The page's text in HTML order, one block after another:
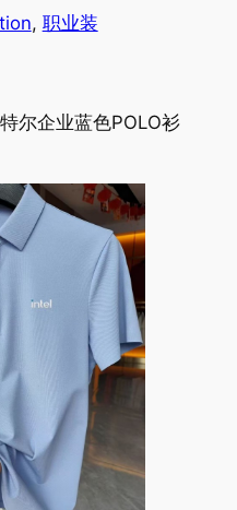
, 职业装
尔企业蓝色POLO衫